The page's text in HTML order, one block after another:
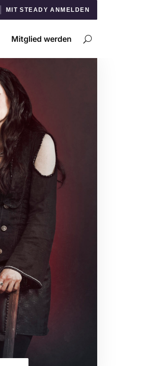
MIT STEADY ANMELDEN
Mitglied werden